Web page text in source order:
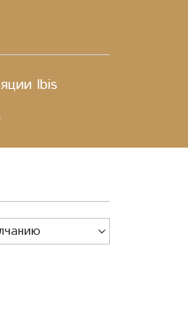
Ibis